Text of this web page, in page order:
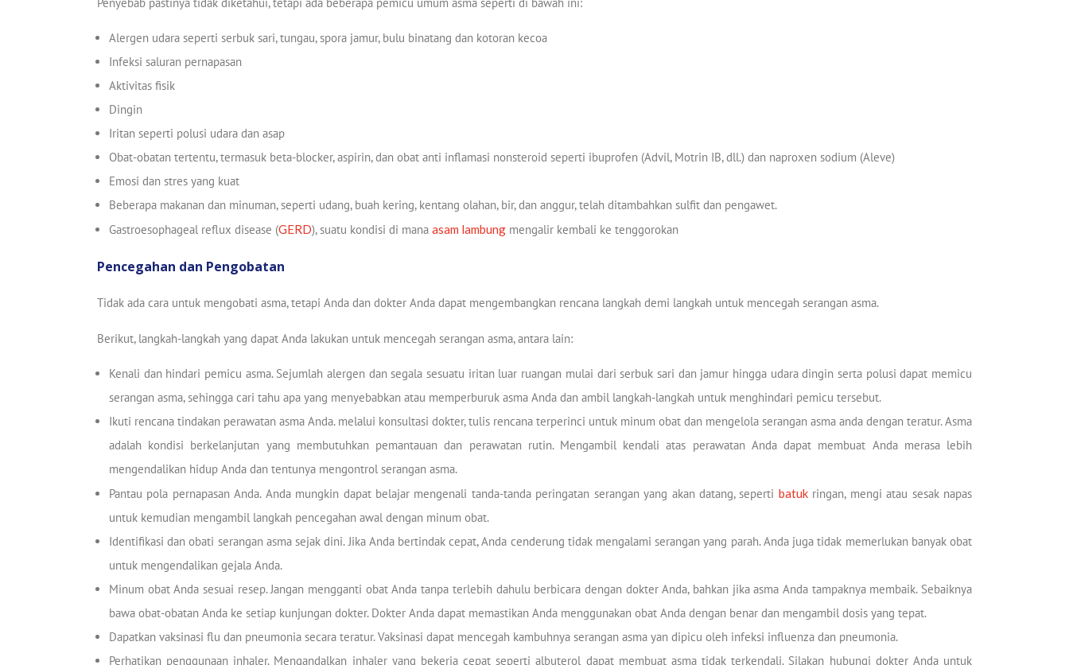
Alergen udara seperti serbuk sari, tungau, spora jamur, bulu binatang dan kotoran kecoa
Infeksi saluran pernapasan
Aktivitas fisik
Dingin
Iritan seperti polusi udara dan asap
Obat-obatan tertentu, termasuk beta-blocker, aspirin, dan obat anti inflamasi nonsteroid seperti ibuprofen (Advil, Motrin IB, dll.) dan naproxen sodium (Aleve)
Emosi dan stres yang kuat
Beberapa makanan dan minuman, seperti udang, buah kering, kentang olahan, bir, dan anggur, telah ditambahkan sulfit dan pengawet.
Gastroesophageal reflux disease (GERD), suatu kondisi di mana asam lambung mengalir kembali ke tenggorokan
Pencegahan dan Pengobatan
Tidak ada cara untuk mengobati asma, tetapi Anda dan dokter Anda dapat mengembangkan rencana langkah demi langkah untuk mencegah serangan asma.
Berikut, langkah-langkah yang dapat Anda lakukan untuk mencegah serangan asma, antara lain:
Kenali dan hindari pemicu asma. Sejumlah alergen dan segala sesuatu iritan luar ruangan mulai dari serbuk sari dan jamur hingga udara dingin serta polusi dapat memicu
serangan asma, sehingga cari tahu apa yang menyebabkan atau memperburuk asma Anda dan ambil langkah-langkah untuk menghindari pemicu tersebut.
Ikuti rencana tindakan perawatan asma Anda. melalui konsultasi dokter, tulis rencana terperinci untuk minum obat dan mengelola serangan asma anda dengan teratur. Asma
adalah kondisi berkelanjutan yang membutuhkan pemantauan dan perawatan rutin. Mengambil kendali atas perawatan Anda dapat membuat Anda merasa lebih
mengendalikan hidup Anda dan tentunya mengontrol serangan asma.
Pantau pola pernapasan Anda. Anda mungkin dapat belajar mengenali tanda-tanda peringatan serangan yang akan datang, seperti batukringan, mengi atau sesak napas
untuk kemudian mengambil langkah pencegahan awal dengan minum obat.
Identifikasi dan obati serangan asma sejak dini. Jika Anda bertindak cepat, Anda cenderung tidak mengalami serangan yang parah. Anda juga tidak memerlukan banyak obat
untuk mengendalikan gejala Anda.
Minum obat Anda sesuai resep. Jangan mengganti obat Anda tanpa terlebih dahulu berbicara dengan dokter Anda, bahkan jika asma Anda tampaknya membaik. Sebaiknya
bawa obat-obatan Anda ke setiap kunjungan dokter. Dokter Anda dapat memastikan Anda menggunakan obat Anda dengan benar dan mengambil dosis yang tepat.
Dapatkan vaksinasi flu dan pneumonia secara teratur. Vaksinasi dapat mencegah kambuhnya serangan asma yan dipicu oleh infeksi influenza dan pneumonia.
Perhatikan penggunaan inhaler. Mengandalkan inhaler yang bekerja cepat seperti albuterol dapat membuat asma tidak terkendali. Silakan hubungi dokter Anda untuk